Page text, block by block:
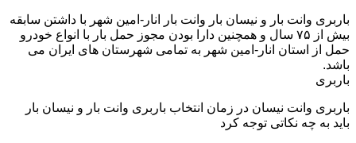
باربری وانت بار و نیسان بار وانت بار انار-امین شهر با داشتن سابقه
بیش از ۷۵ سال و همچنین دارا بودن مجوز حمل بار با انواع خودرو
حمل از استان انار-امین شهر به تمامی شهرستان های ایران می
باشد.
باربری
باربری وانت نیسان در زمان انتخاب باربری وانت بار و نیسان بار
باید به چه نکاتی توجه کرد